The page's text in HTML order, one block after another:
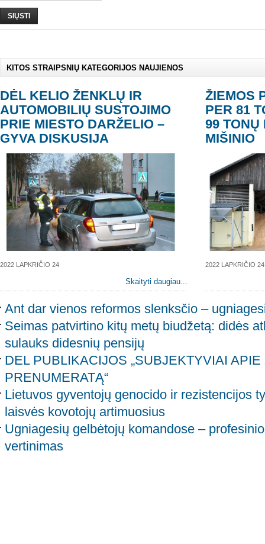
SIŲSTI
KITOS STRAIPSNIŲ KATEGORIJOS NAUJIENOS
DĖL KELIO ŽENKLŲ IR
AUTOMOBILIŲ SUSTOJIMO
PRIE MIESTO DARŽELIO –
GYVA DISKUSIJA
2022 LAPKRIČIO 24
Skaityti daugiau...
ŽIEMOS
PER 81
99 TONŲ
MIŠINIO
2022 LAPKRIČIO 24
Ant dar vienos reformos slenksčio –
Seimas patvirtino kitų metų biudžetą: didės
sulauks didesnių pensijų
DEL PUBLIKACIJOS „SUBJEKTYVIAI APIE
PRENUMERATĄ“
Lietuvos gyventojų genocido ir rezistencijos
laisvės kovotojų artimuosius
Ugniagesių gelbėtojų komandose –
vertinimas